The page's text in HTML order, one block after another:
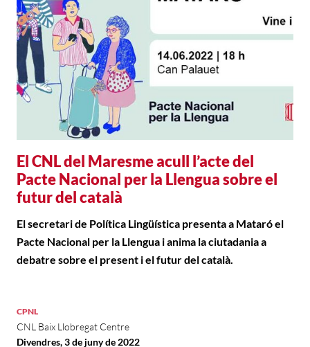
El CNL del Maresme acull l’acte del
Pacte Nacional per la Llengua sobre el
futur del català
​​​​​​El secretari de Política Lingüística presenta a Mataró el
Pacte Nacional per la Llengua i anima la ciutadania a
debatre sobre el present i el futur del català.
CPNL
CNL Baix Llobregat Centre
Divendres, 3 de juny de 2022